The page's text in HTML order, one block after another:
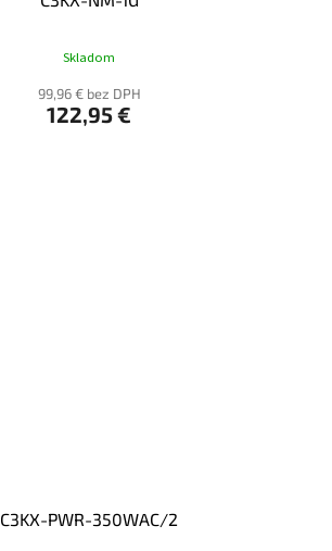
Skladom
99,96 € bez DPH
122,95 €
C3KX-PWR-350WAC/2